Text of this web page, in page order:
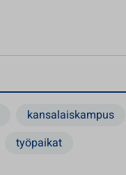
kansalaiskampus
työpaikat